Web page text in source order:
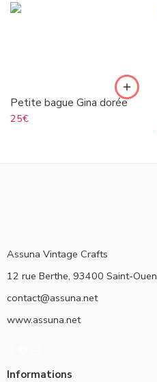
Petite bague Gina dorée
25€
Assuna Vintage Crafts
12 rue Berthe, 93400 Saint-Ouen
contact@assuna.net
www.assuna.net
Informations